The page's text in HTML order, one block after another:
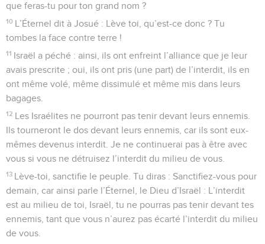
que feras-tu pour ton grand nom ?
10 L’Éternel dit à Josué : Lève toi, qu’est-ce donc ? Tu
tombes la face contre terre !
11 Israël a péché : ainsi, ils ont enfreint l’alliance que je leur
avais prescrite ; oui, ils ont pris (une part) de l’interdit, ils en
ont même volé, même dissimulé et même mis dans leurs
bagages.
12 Les Israélites ne pourront pas tenir devant leurs ennemis.
Ils tourneront le dos devant leurs ennemis, car ils sont eux-
mêmes devenus interdit. Je ne continuerai pas à être avec
vous si vous ne détruisez l’interdit du milieu de vous.
13 Lève-toi, sanctifie le peuple. Tu diras : Sanctifiez-vous pour
demain, car ainsi parle l’Éternel, le Dieu d’Israël : L’interdit
est au milieu de toi, Israël, tu ne pourras pas tenir devant tes
ennemis, tant que vous n’aurez pas écarté l’interdit du milieu
de vous.